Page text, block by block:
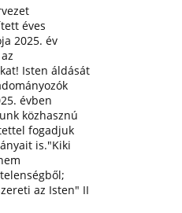
éves
2025. év
Isten áldását
évben
közhasznú
fogadjuk
is."Kiki
az Isten" II